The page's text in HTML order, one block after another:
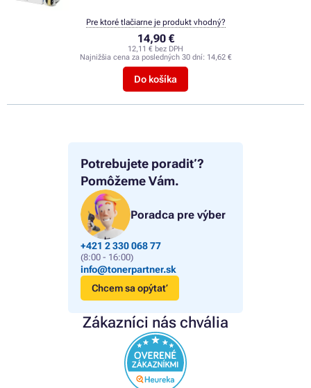
Potrebujete poradiť?
Pomôžeme Vám.
Poradca pre výber
+421 2 330 068 77
(8:00 - 16:00)
info@tonerpartner.sk
Chcem sa opýtať
Zákazníci nás chvália
14,90 €
12,11 € bez DPH
Najnižšia cena za posledných 30 dní: 14,62 €
Do košíka
Pre ktoré tlačiarne je produkt vhodný?